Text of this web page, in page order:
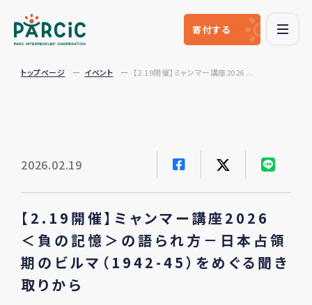
寄付する
トップページ イベント 【2.19開催】ミャンマー講座2026 ...
2026.02.19
【2.19開催】ミャンマー講座2026
＜負の記憶＞の語られ方－日本占領
期のビルマ（1942-45）をめぐる聞き
取りから